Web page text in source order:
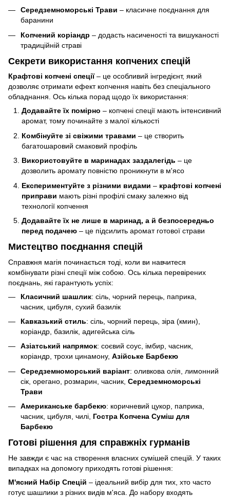
Середземноморські Трави – класичне поєднання для
баранини
Копчений коріандр – додасть насиченості та вишуканості
традиційній страві
Секрети використання копчених спецій
Крафтові копчені спеції– це особливий інгредієнт, який
дозволяє отримати ефект копчення навіть без спеціального
обладнання. Ось кілька порад щодо їх використання:
Додавайте їх помірно – копчені спеції мають інтенсивний
аромат, тому починайте з малої кількості
Комбінуйте зі свіжими травами – це створить
багатошаровий смаковий профіль
Використовуйте в маринадах заздалегідь – це
дозволить аромату повністю проникнути в м'ясо
Експериментуйте з різними видами – крафтові копчені
приправи мають різні профілі смаку залежно від
технології копчення
Додавайте їх не лише в маринад, а й безпосередньо
перед подачею – це підсилить аромат готової страви
Мистецтво поєднання спецій
Справжня магія починається тоді, коли ви навчитеся
комбінувати різні спеції між собою. Ось кілька перевірених
поєднань, які гарантують успіх:
Класичний шашлик: сіль, чорний перець, паприка,
часник, цибуля, сухий базилік
Кавказький стиль: сіль, чорний перець, зіра (кмин),
коріандр, базилік, адигейська сіль
Азіатський напрямок: соєвий соус, імбир, часник,
коріандр, трохи цинамону, Азійське Барбекю
Середземноморський варіант: оливкова олія, лимонний
сік, орегано, розмарин, часник, Середземноморські
Трави
Американське барбекю: коричневий цукор, паприка,
часник, цибуля, чилі, Гостра Копчена Суміш для
Барбекю
Готові рішення для справжніх гурманів
Не завжди є час на створення власних сумішей спецій. У таких
випадках на допомогу приходять готові рішення:
М'ясний Набір Спецій – ідеальний вибір для тих, хто часто
готує шашлики з різних видів м'яса. До набору входять